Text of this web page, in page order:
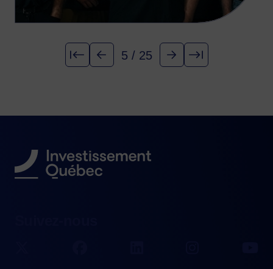
Premier(e)
Précédent
5 / 25
SuivantDernier